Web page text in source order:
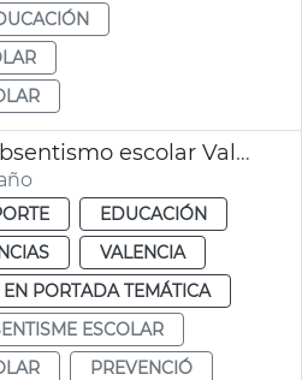
Prevención del absentismo escolar València
EDUCACIÓN
VALENCIA
EN PORTADA TEMÁTICA
ESCOLAR
PREVENCIÓ